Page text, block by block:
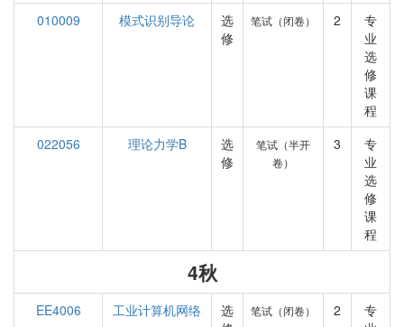
010009
模式识别导论
选
修
笔试（闭卷） 2
专
业
选
修
课
程
022056
理论力学B
选
修
笔试（半开
卷）
3
专
业
选
修
课
程
4秋
EE4006 工业计算机网络
选
笔试（闭卷） 2
专